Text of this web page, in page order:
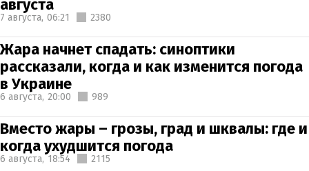
августа
7 августа, 06:21 2380
Жара начнет спадать: синоптики
рассказали, когда и как изменится погода
в Украине
6 августа, 20:00 989
Вместо жары – грозы, град и шквалы: где и
когда ухудшится погода
6 августа, 18:54 2115